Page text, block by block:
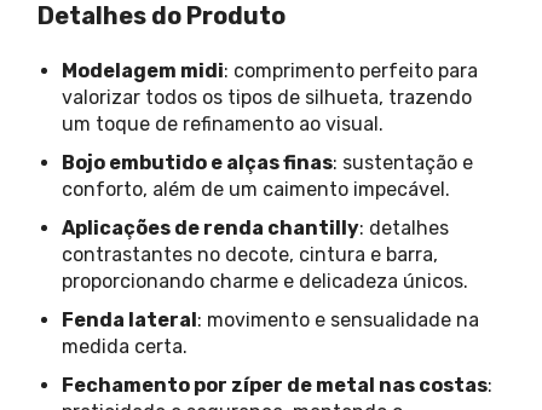
Detalhes do Produto
Modelagem midi: comprimento perfeito para
valorizar todos os tipos de silhueta, trazendo
um toque de refinamento ao visual.
Bojo embutido e alças finas: sustentação e
conforto, além de um caimento impecável.
Aplicações de renda chantilly: detalhes
contrastantes no decote, cintura e barra,
proporcionando charme e delicadeza únicos.
Fenda lateral : movimento e sensualidade na
medida certa.
Fechamento por zíper de metal nas costas: